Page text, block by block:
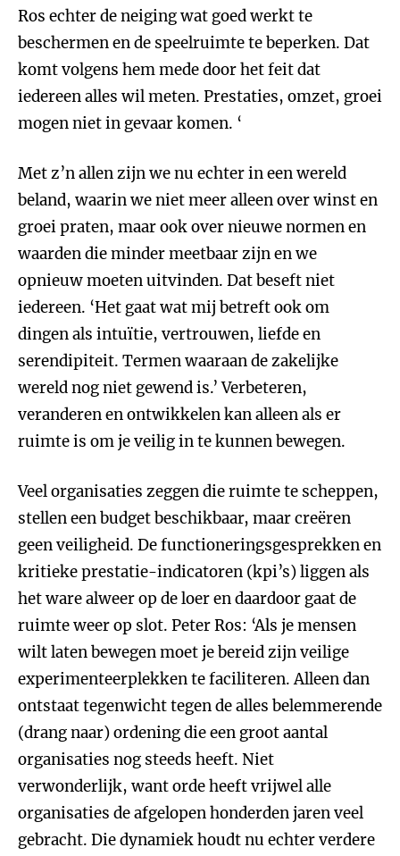
Ros echter de neiging wat goed werkt te
beschermen en de speelruimte te beperken. Dat
komt volgens hem mede door het feit dat
iedereen alles wil meten. Prestaties, omzet, groei
mogen niet in gevaar komen. ‘
Met z’n allen zijn we nu echter in een wereld
beland, waarin we niet meer alleen over winst en
groei praten, maar ook over nieuwe normen en
waarden die minder meetbaar zijn en we
opnieuw moeten uitvinden. Dat beseft niet
iedereen. ‘Het gaat wat mij betreft ook om
dingen als intuïtie, vertrouwen, liefde en
serendipiteit. Termen waaraan de zakelijke
wereld nog niet gewend is.’ Verbeteren,
veranderen en ontwikkelen kan alleen als er
ruimte is om je veilig in te kunnen bewegen.
Veel organisaties zeggen die ruimte te scheppen,
stellen een budget beschikbaar, maar creëren
geen veiligheid. De functioneringsgesprekken en
kritieke prestatie-indicatoren (kpi’s) liggen als
het ware alweer op de loer en daardoor gaat de
ruimte weer op slot. Peter Ros: ‘Als je mensen
wilt laten bewegen moet je bereid zijn veilige
experimenteerplekken te faciliteren. Alleen dan
ontstaat tegenwicht tegen de alles belemmerende
(drang naar) ordening die een groot aantal
organisaties nog steeds heeft. Niet
verwonderlijk, want orde heeft vrijwel alle
organisaties de afgelopen honderden jaren veel
gebracht. Die dynamiek houdt nu echter verdere